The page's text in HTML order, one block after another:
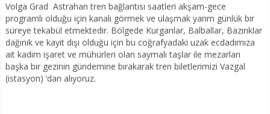
Volga Grad Astrahan tren bağlantısı saatleri akşam-gece
programlı olduğu için kanalı görmek ve ulaşmak yarım günlük bir
süreye tekabül etmektedir. Bölgede Kurganlar, Balballar, Bazırıklar
dağınık ve kayıt dışı olduğu için bu coğrafyadaki uzak ecdadımıza
ait kadim işaret ve mühürleri olan saymalı taşlar ile mezarları
başka bir gezinin gündemine bırakarak tren biletlerimizi Vazgal
(istasyon) ‘dan alıyoruz.